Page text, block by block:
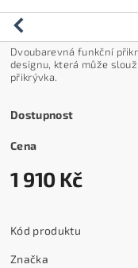
Dvoubarevná funkční
designu, která může
přikrývka.
Dostupnost
Cena
1 910 Kč
Kód produktu
Značka